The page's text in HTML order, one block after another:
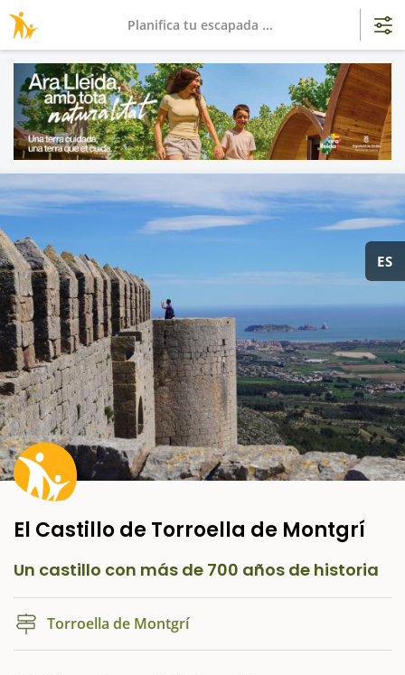
ES
El Castillo de Torroella de Montgrí
Un castillo con más de 700 años de historia
Torroella de Montgrí
Planifica tu escapada ...